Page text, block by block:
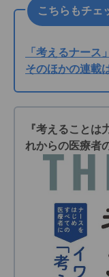
こちらもチェ
「考えるナース
そのほかの連載
『考えること
れからの医療者